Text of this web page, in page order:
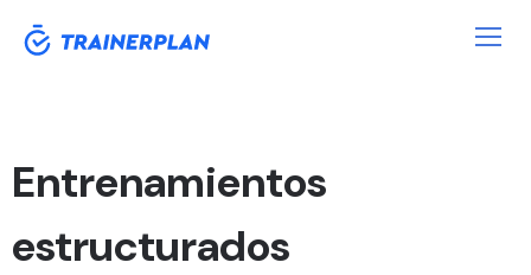
Entrenamientos
estructurados